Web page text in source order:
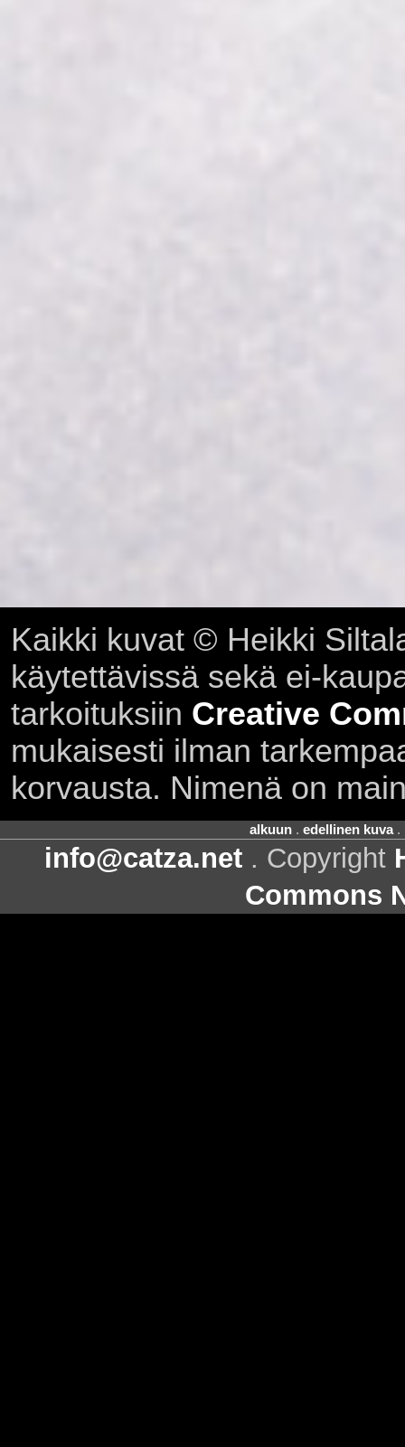
Kaikki kuvat © Heikki
käytettävissä sekä ei-
tarkoituksiin Creative
mukaisesti ilman
korvausta. Nimenä on
alkuun. edellinen kuva.
info@catza.net . Copyright
Commons